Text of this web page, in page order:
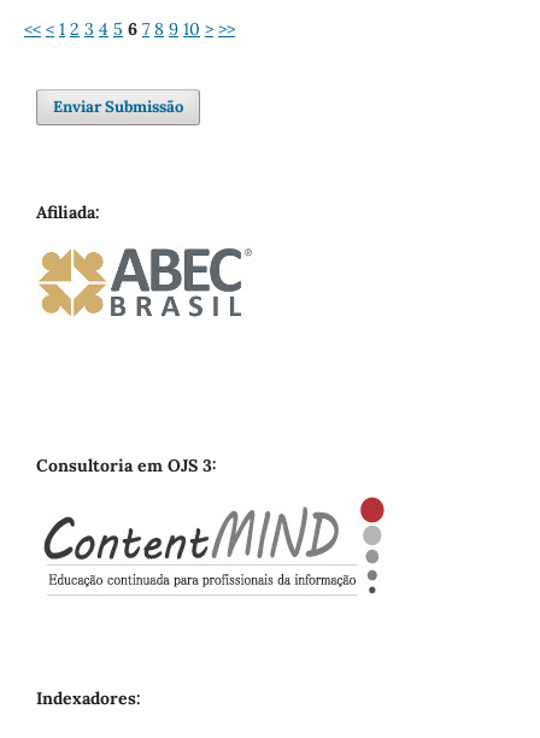
<< < 1 2 3 4 5 6 7 8 9 10 > >>
Enviar Submissão
Afiliada:
Consultoria em OJS 3:
Indexadores: